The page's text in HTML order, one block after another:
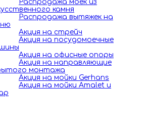
Распродажа моек из
камня
Распродажа вытяжек на
Акция на стрейч
Акция на посудомоечные
Акция на офисные опоры
Акция на направляющие
монтажа
Акция на мойки Gerhans
Акция на мойки Amalet и